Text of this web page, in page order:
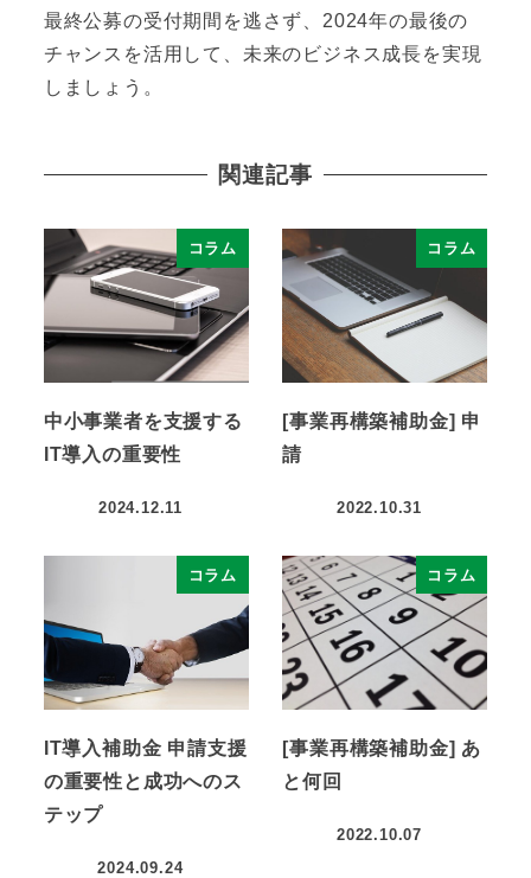
最終公募の受付期間を逃さず、2024年の最後の
チャンスを活用して、未来のビジネス成長を実現
しましょう。
関連記事
コラム
中小事業者を支援する
IT導入の重要性
2024.12.11
コラム
[事業再構築補助金] 申
請
2022.10.31
コラム
IT導入補助金 申請支援
の重要性と成功へのス
テップ
2024.09.24
コラム
[事業再構築補助金] あ
と何回
2022.10.07